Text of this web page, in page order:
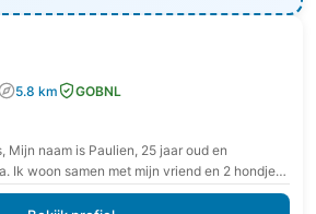
5.8 km GOBNL
Mijn naam is Paulien, 25 jaar oud en
Ik woon samen met mijn vriend en 2 hondjes